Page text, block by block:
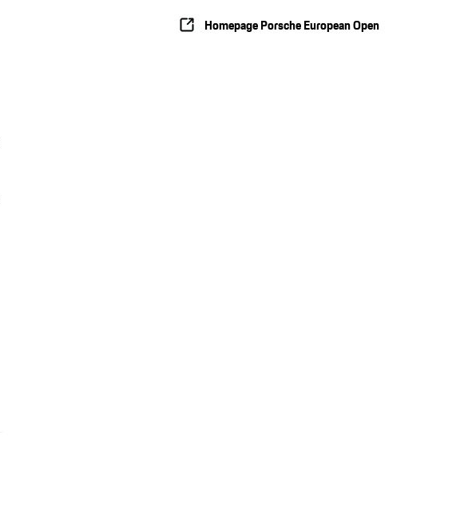
Homepage Porsche European Open